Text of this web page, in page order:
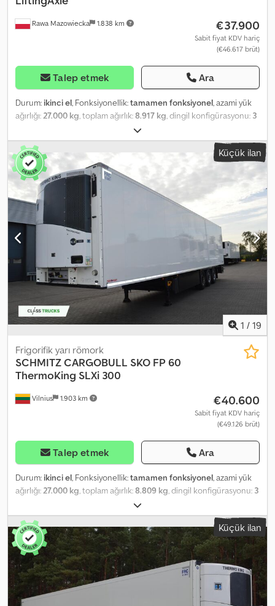
Rawa Mazowiecka 1.838 km €37.900
Sabit fiyat KDV hariç
(€46.617 brüt)
Talep etmek Ara
Durum: ikinci el, Fonksiyonellik:tamamen fonksiyonel, azami yük
ağırlığı: 27.000 kg , toplam ağırlık:8.917 kg , dingil konfigürasyonu: 3
, toplam uzunluk:
genişlik:2.600 mm, süspansiyon:hava, renk:beyaz, Üretim yılı:
2021, Donanım:
hidrolik direksiyon, soğutma ünitesi, tam servis
geçmişi, Teknik özellikler FP 60 SMART. Csdpezrdrxefx Aftjha 11x3
EURO palet için 22 ALU kirişli yükseklik ayarlı çift kat V7 1650.
THERMO KING SLXi 300 - 50, BlueBox, OptiSet ve modülasyon
özellikli. Çift cidarlı, izolasyonlu arka kapılar (FP, NX17), köpük
dolgulu, çift paslanmaz çelik kilitli kapanma kolu ile. Cihazın
arkasında kapak tutuculu, muhafazalı ve çekmeceli plastik alet
kutusu. SCHMITZ marka siyah plastik yakıt deposu, 245 lt, 1 dolum
ağzı; BİO-dizel uyum belgeli. Lastikler – 385/65R22.5. Toplam
uzunluk – 13.550 mm. Treyler toplam genişliği: 2.600 mm. Toplam
yükseklik (yüksüz) – 4.008 mm. 36 Euro/24 ISO paleti için palet rafı.
ROTOS SCB şasi (disk frenli). Lastik bilgileri Sol ön - 5 mm Sağ ön -
5 mm Sol orta - 5 mm Sağ orta - 5 mm Sol arka - 5 mm Sağ arka - 5
mm
Küçük ilan
1 / 19
Vilnius 1.903 km
Frigorifik yarı römork
SCHMITZ CARGOBULL SKO FP 60
ThermoKing SLXi 300
€40.600
Sabit fiyat KDV hariç
(€49.126 brüt)
Talep etmek Ara
Durum: ikinci el, Fonksiyonellik:tamamen fonksiyonel, azami yük
ağırlığı:27.000 kg, toplam ağırlık:8.809 kg, dingil konfigürasyonu: 3
, toplam uzunluk:
genişlik:2.600 mm, süspansiyon:hava, renk:beyaz, Üretim yılı:
2022, Donanım:hidrolik direksiyon, soğutma ünitesi, tam servis
geçmişi, Teknik Özellikler FP 60 SMART. THERMO KING SLXi 300 -
50, BlueBox, OptiSet ve Modulation özellikli. CargoWatch için 2
adet sıcaklık sensörü. FP çift kanatlı izole arka kapı, NX17 köpük
dolgulu, çift paslanmaz çelik kilitli, mekanik. Cihazın arkasında
kapak tutuculu, kılıflı ve çekmeceli plastik alet kutusu. SCHMITZ
Küçük ilan